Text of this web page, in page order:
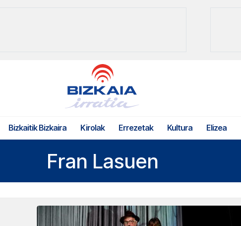
Bizkaitik Bizkaira Kirolak Errezetak Kultura Elizea
Fran Lasuen